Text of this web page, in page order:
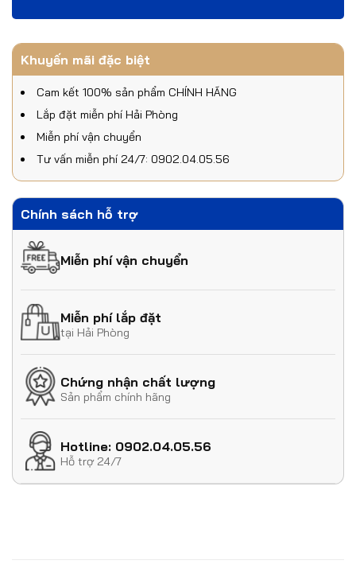
Khuyến mãi đặc biệt
Cam kết 100% sản phẩm CHÍNH HÃNG
Lắp đặt miễn phí Hải Phòng
Miễn phí vận chuyển
Tư vấn miễn phí 24/7: 0902.04.05.56
Chính sách hỗ trợ
Miễn phí vận chuyển
Miễn phí lắp đặt
tại Hải Phòng
Chứng nhận chất lượng
Sản phẩm chính hãng
Hotline: 0902.04.05.56
Hỗ trợ 24/7